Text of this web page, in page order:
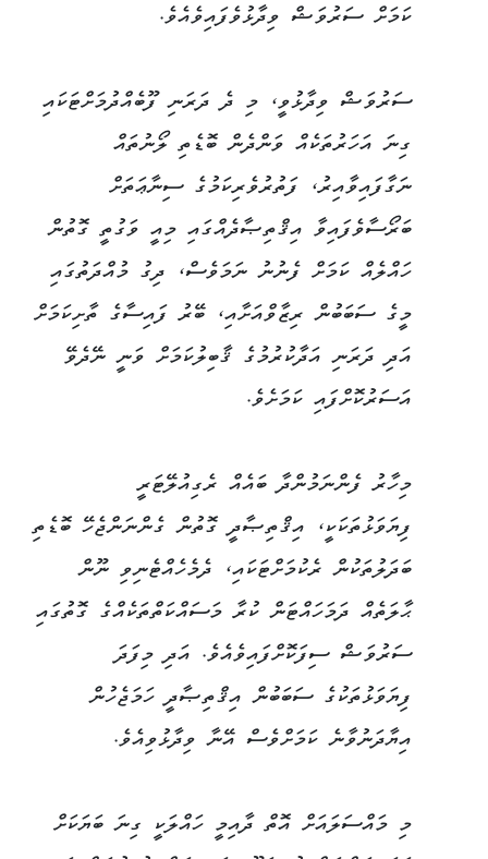
ކަމަށް ސަރުވަޝް ވިދާޅުވެފައިވެއެވެ.
ސަރުވަޝް ވިދާޅުވީ، މި ދެ ދަރަނި ފޫބެއްދުމަށްޓަކައި
ގިނަ އަހަރުތަކެއް ވަންދެން ބޮޑެތި ލޯނުތައް
ނަގާފައިވާއިރު، ފަތުރުވެރިކަމުގެ ސިނާޢަތަށް
ބަރޯސާވެފައިވާ އިޤްތިޞާދެއްގައި މިއީ ވަގުތީ ގޮތުން
ހައްލެއް ކަމަށް ފެނުނު ނަމަވެސް، ދިގު މުއްދަތުގައި
މީގެ ސަބަބުން ރިޒާވްއަށާއި، ބޭރު ފައިސާގެ ތާށިކަމަށް
އަދި ދަރަނި އަދާކުރުމުގެ ޤާބިލުކަމަށް ވަނީ ނޭދެވޭ
އަސަރުކޮށްފައި ކަމަށެވެ.
މިހާރު ފެންނަމުންދާ ބައެއް ރެގިއުލޭޓަރީ
ފިޔަވަޅުތަކަކީ، އިޤްތިޞާދީ ގޮތުން ގެންނަންޖެހޭ ބޮޑެތި
ބަދަލުތަކުން ރެކުމަށްޓަކައި، ދެމެހެއްޓެނިވި ނޫން
ޙާލަތެއް ދަމަހައްޓަން ކުރާ މަސައްކަތްތަކެއްގެ ގޮތުގައި
ސަރުވަޝް ސިފަކޮށްފައިވެއެވެ. އަދި މިފަދަ
ފިޔަވަޅުތަކުގެ ސަބަބުން އިޤްތިޞާދީ ހަމަޖެހުން
އިޔާދަނުވާނެ ކަމަށްވެސް އޭނާ ވިދާޅުވިއެވެ.
މި މައްސަލައަށް އޮތް ދާއިމީ ހައްލަކީ ގިނަ ބަޔަކަށް